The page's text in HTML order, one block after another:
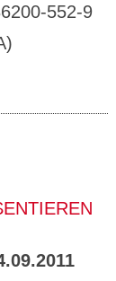
552-9